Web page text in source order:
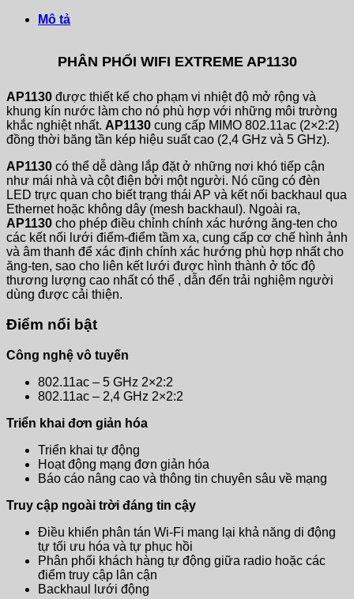
Mô tả
PHÂN PHỐI WIFI EXTREME AP1130
AP1130 được thiết kế cho phạm vi nhiệt độ mở rộng và
khung kín nước làm cho nó phù hợp với những môi trường
khắc nghiệt nhất. AP1130 cung cấp MIMO 802.11ac (2×2:2)
đồng thời băng tần kép hiệu suất cao (2,4 GHz và 5 GHz).
AP1130 có thể dễ dàng lắp đặt ở những nơi khó tiếp cận
như mái nhà và cột điện bởi một người. Nó cũng có đèn
LED trực quan cho biết trạng thái AP và kết nối backhaul qua
Ethernet hoặc không dây (mesh backhaul). Ngoài ra,
AP1130 cho phép điều chỉnh chính xác hướng ăng-ten cho
các kết nối lưới điểm-điểm tầm xa, cung cấp cơ chế hình ảnh
và âm thanh để xác định chính xác hướng phù hợp nhất cho
ăng-ten, sao cho liên kết lưới được hình thành ở tốc độ
thương lượng cao nhất có thể , dẫn đến trải nghiệm người
dùng được cải thiện.
Điểm nổi bật
Công nghệ vô tuyến
802.11ac – 5 GHz 2×2:2
802.11ac – 2,4 GHz 2×2:2
Triển khai đơn giản hóa
Triển khai tự động
Hoạt động mạng đơn giản hóa
Báo cáo nâng cao và thông tin chuyên sâu về mạng
Truy cập ngoài trời đáng tin cậy
Điều khiển phân tán Wi-Fi mang lại khả năng di động
tự tối ưu hóa và tự phục hồi
Phân phối khách hàng tự động giữa radio hoặc các
điểm truy cập lân cận
Backhaul lưới động